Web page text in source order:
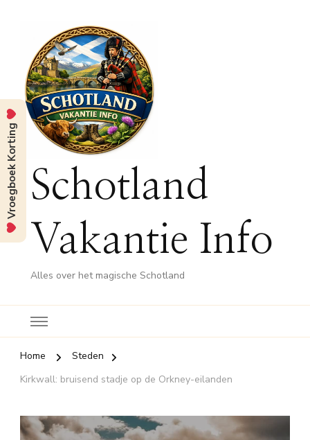
Schotland
Vakantie Info
Alles over het magische Schotland
Home
Steden
Kirkwall: bruisend stadje op de Orkney-eilanden
Vroegboek Korting